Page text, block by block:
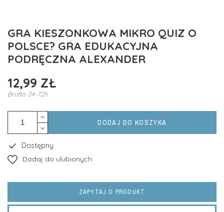
GRA KIESZONKOWA MIKRO QUIZ O
POLSCE? GRA EDUKACYJNA
PODRĘCZNA ALEXANDER
12,99 ZŁ
Brutto 24-72h
DODAJ DO KOSZYKA
Dostępny
Dodaj do ulubionych
ZAPYTAJ O PRODUKT